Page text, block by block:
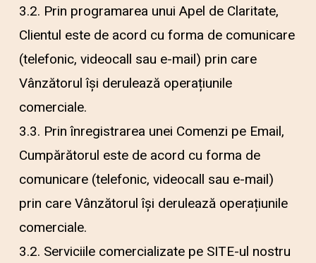
3.2. Prin programarea unui Apel de Claritate,
Clientul este de acord cu forma de comunicare
(telefonic, videocall sau e-mail) prin care
Vânzătorul își derulează operațiunile
comerciale.
3.3. Prin înregistrarea unei Comenzi pe Email,
Cumpărătorul este de acord cu forma de
comunicare (telefonic, videocall sau e-mail)
prin care Vânzătorul își derulează operațiunile
comerciale.
3.2. Serviciile comercializate pe SITE-ul nostru